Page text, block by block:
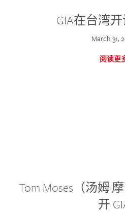
GIA在台湾
March 31,
阅读更
Tom Moses（汤姆·
开